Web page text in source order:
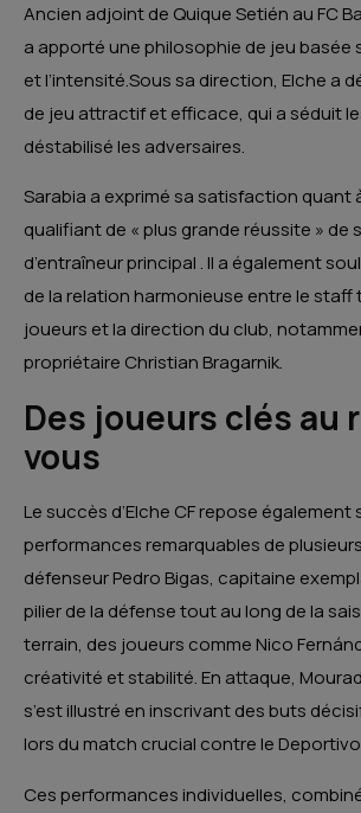
Ancien adjoint de Quique Setién au FC
a apporté une philosophie de jeu basée
et l’intensité.Sous sa direction, Elche a
de jeu attractif et efficace, qui a séduit
déstabilisé les adversaires.
Sarabia a exprimé sa satisfaction quant
qualifiant de « plus grande réussite » de
d’entraîneur principal . Il a également
de la relation harmonieuse entre le staff
joueurs et la direction du club,
propriétaire Christian Bragarnik.
Des joueurs clés au
vous
Le succès d’Elche CF repose également
performances remarquables de
défenseur Pedro Bigas, capitaine
pilier de la défense tout au long de la
terrain, des joueurs comme Nico
créativité et stabilité. En attaque,
s’est illustré en inscrivant des buts
lors du match crucial contre le
Ces performances individuelles,